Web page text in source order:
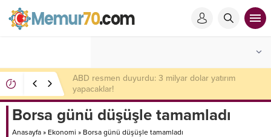
Dünya Bankası’ndan 100 milyon dolarlık hibe! Artık
eskisi gibi olmayacak
Borsa günü düşüşle tamamladı
Anasayfa » Ekonomi » Borsa günü düşüşle tamamladı